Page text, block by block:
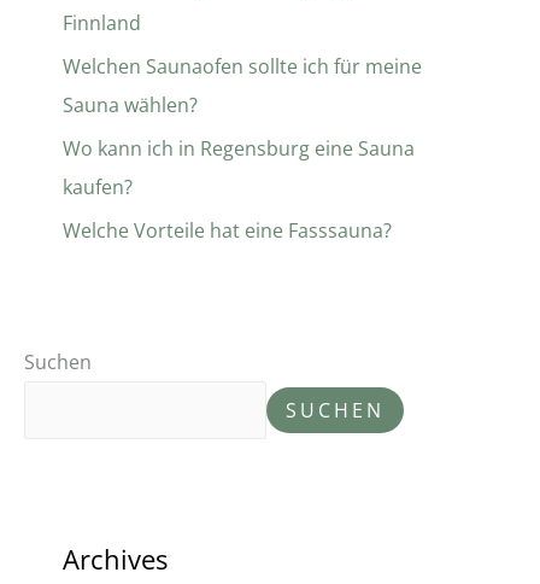
Finnland
Welchen Saunaofen sollte ich für meine
Sauna wählen?
Wo kann ich in Regensburg eine Sauna
kaufen?
Welche Vorteile hat eine Fasssauna?
Suchen
SUCHEN
Archives